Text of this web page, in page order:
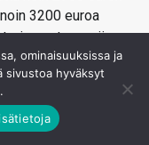
3200 euroa
pystyy myös
ja Turbo-
noin 5-7 %.
oli myös
Siinä missä io-
ominaisuuksissa ja
sivustoa hyväksyt